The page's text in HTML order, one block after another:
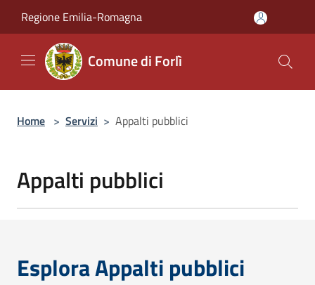
Regione Emilia-Romagna
Comune di Forlì
Home > Servizi > Appalti pubblici
Appalti pubblici
Esplora Appalti pubblici